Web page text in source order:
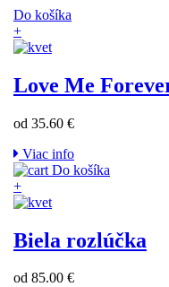
Do košíka
+
Love Me
od 35.60 €
Viac info
Do košíka
+
Biela rozlúčka
od 85.00 €